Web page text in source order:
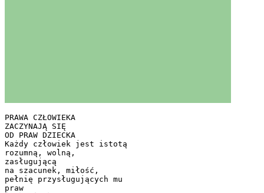
PRAWA CZŁOWIEKA
ZACZYNAJĄ SIĘ
OD PRAW DZIECKA
Każdy człowiek jest istotą
rozumną, wolną,
zasługującą
na szacunek, miłość,
pełnię przysługujących mu
praw